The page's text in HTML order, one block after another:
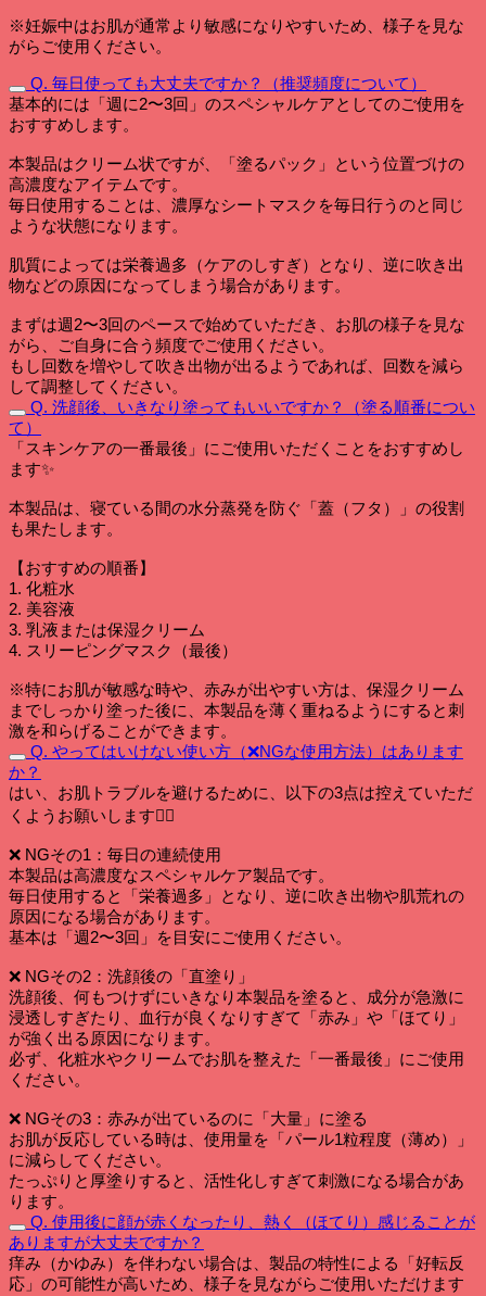
※妊娠中はお肌が通常より敏感になりやすいため、様子を見な
がらご使用ください。
Q. 毎日使っても大丈夫ですか？（推奨頻度について）
基本的には「週に2〜3回」のスペシャルケアとしてのご使用を
おすすめします。
本製品はクリーム状ですが、「塗るパック」という位置づけの
高濃度なアイテムです。
毎日使用することは、濃厚なシートマスクを毎日行うのと同じ
ような状態になります。
肌質によっては栄養過多（ケアのしすぎ）となり、逆に吹き出
物などの原因になってしまう場合があります。
まずは週2〜3回のペースで始めていただき、お肌の様子を見な
がら、ご自身に合う頻度でご使用ください。
もし回数を増やして吹き出物が出るようであれば、回数を減ら
して調整してください。
Q. 洗顔後、いきなり塗ってもいいですか？（塗る順番につい
て）
「スキンケアの一番最後」にご使用いただくことをおすすめし
ます✨
本製品は、寝ている間の水分蒸発を防ぐ「蓋（フタ）」の役割
も果たします。
【おすすめの順番】
1. 化粧水
2. 美容液
3. 乳液または保湿クリーム
4. スリーピングマスク（最後）
※特にお肌が敏感な時や、赤みが出やすい方は、保湿クリーム
までしっかり塗った後に、本製品を薄く重ねるようにすると刺
激を和らげることができます。
Q. やってはいけない使い方（❌NGな使用方法）はあります
か？
はい、お肌トラブルを避けるために、以下の3点は控えていただ
くようお願いします🙅‍♀️
❌ NGその1：毎日の連続使用
本製品は高濃度なスペシャルケア製品です。
毎日使用すると「栄養過多」となり、逆に吹き出物や肌荒れの
原因になる場合があります。
基本は「週2〜3回」を目安にご使用ください。
❌ NGその2：洗顔後の「直塗り」
洗顔後、何もつけずにいきなり本製品を塗ると、成分が急激に
浸透しすぎたり、血行が良くなりすぎて「赤み」や「ほてり」
が強く出る原因になります。
必ず、化粧水やクリームでお肌を整えた「一番最後」にご使用
ください。
❌ NGその3：赤みが出ているのに「大量」に塗る
お肌が反応している時は、使用量を「パール1粒程度（薄め）」
に減らしてください。
たっぷりと厚塗りすると、活性化しすぎて刺激になる場合があ
ります。
Q. 使用後に顔が赤くなったり、熱く（ほてり）感じることが
ありますが大丈夫ですか？
痒み（かゆみ）を伴わない場合は、製品の特性による「好転反
応」の可能性が高いため、様子を見ながらご使用いただけます